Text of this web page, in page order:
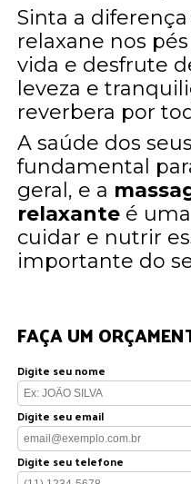
Sinta a
relaxane nos
vida e desfrute
leveza e
reverbera por
A saúde dos
fundamental
geral, e a
relaxante é
cuidar e nutrir
importante do
FAÇA UM
Digite seu nome
Digite seu email
Digite seu telefone